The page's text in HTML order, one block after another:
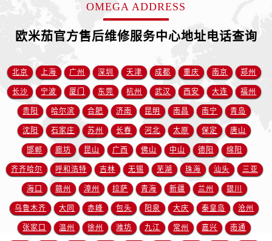
福建省莆田市城厢区霞林街道荔华东大道欧米茄售后服务中心（需提前预约）
福建省漳州市龙文区步港路欧米茄售后服务中心（需提前预约）
江苏省常州市新北区龙锦路1590号现代传媒中心5号楼10层1008室欧米茄售后服务中心（需提前预约）
江苏省淮安市清江浦区淮海北路欧米茄售后服务中心（需提前预约）
江苏省连云港市海州区通灌北路欧米茄售后服务中心（需提前预约）
江苏省南京市秦淮区中山南路1号南京中心22层22-C1-C3室欧米茄售后服务中心（需提前预约）
江苏省宿迁市宿城区西湖路欧米茄售后服务中心（需提前预约）
江苏省泰州市海陵区永定东路399号置地商务中心东塔（华润万象城）17层1706室欧米茄售后服务中心（需提前预约）
江苏省徐州市鼓楼区淮海东路29号苏宁广场IFC国际金融中心35层3508室欧米茄售后服务中心（需提前预约）
江苏省盐城市盐都区世纪大道5号盐城金融城写字楼1号楼16层1604室欧米茄售后服务中心（需提前预约）
江苏省扬州市邗江区国展路29号星耀天地写字楼1号楼18层1803室欧米茄售后服务中心（需提前预约）
江苏省镇江市京口区中山东路欧米茄售后服务中心（需提前预约）
OMEGA ADDRESS
欧米茄官方售后维修服务中心地址电话查询
北京 上海 广州 深圳 天津 成都 重庆 南京 郑州
长沙 宁波 厦门 东莞 杭州 武汉 西安 大连 福州
贵阳 哈尔滨 合肥 济南 昆明 南昌 南宁 青岛
沈阳 石家庄 苏州 长春 河北 太原 保定 唐山
邯郸 廊坊 昆山 广西 佛山 中山 德阳 绵阳
齐齐哈尔 呼和浩特 吉林 无锡 芜湖 珠海 汕头 三亚
海口 赣州 漳州 拉萨 青海 新疆 兰州 银川
乌鲁木齐 大同 赤峰 包头 阳泉 大庆 秦皇岛 沧州
张家口 温州 徐州 潍坊 九江 常州 嘉兴 南通